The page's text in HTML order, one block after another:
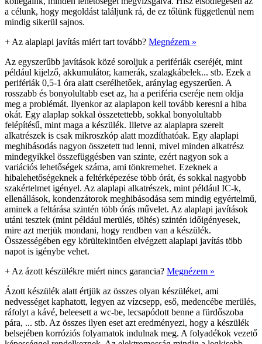
a célunk, hogy megoldást találjunk rá, de ez tőlünk függetlenül nem
mindig sikerül sajnos.
+ Az alaplapi javítás miért tart tovább? Megnézem »
Az egyszerűbb javítások közé soroljuk a perifériák cseréjét, mint
például kijelző, akkumulátor, kamerák, szalagkábelek... stb. Ezek a
perifériák 0,5-1 óra alatt cserélhetőek, aránylag egyszerűen. A
rosszabb és bonyolultabb eset az, ha a periféria cseréje nem oldja
meg a problémát. Ilyenkor az alaplapon kell tovább keresni a hiba
okát. Egy alaplap sokkal összetettebb, sokkal bonyolultabb
felépítésű, mint maga a készülék. Illetve az alaplapra szerelt
alkatrészek is csak mikroszkóp alatt mozdíthatóak. Egy alaplapi
meghibásodás nagyon összetett tud lenni, mivel minden alkatrész
mindegyikkel összefüggésben van szinte, ezért nagyon sok a
variációs lehetőségek száma, ami tönkremehet. Ezeknek a
hibalehetőségeknek a feltérképezése több órát, és sokkal nagyobb
szakértelmet igényel. Az alaplapi alkatrészek, mint például IC-k,
ellenállások, kondenzátorok meghibásodása sem mindig egyértelmű,
aminek a feltárása szintén több órás művelet. Az alaplapi javítások
utáni tesztek (mint például merülés, töltés) szintén időigényesek,
mire azt merjük mondani, hogy rendben van a készülék.
Összességében egy körültekintően elvégzett alaplapi javítás több
napot is igénybe vehet.
+ Az ázott készülékre miért nincs garancia? Megnézem »
Ázott készülék alatt értjük az összes olyan készüléket, ami
nedvességet kaphatott, legyen az vízcsepp, eső, medencébe merülés,
ráfolyt a kávé, beleesett a wc-be, lecsapódott benne a fürdőszoba
pára, ... stb. Az összes ilyen eset azt eredményezi, hogy a készülék
belsejében korróziós folyamatok indulnak meg. A folyadékok vezető